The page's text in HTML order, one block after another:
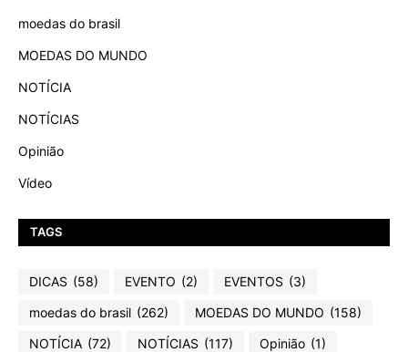
moedas do brasil
MOEDAS DO MUNDO
NOTÍCIA
NOTÍCIAS
Opinião
Vídeo
TAGS
DICAS (58) EVENTO (2) EVENTOS (3)
moedas do brasil (262) MOEDAS DO MUNDO (158)
NOTÍCIA (72) NOTÍCIAS (117) Opinião (1)